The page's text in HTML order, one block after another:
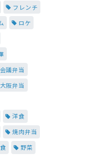
フレンチ
ロケ
会議弁当
大阪弁当
洋食
焼肉弁当
野菜